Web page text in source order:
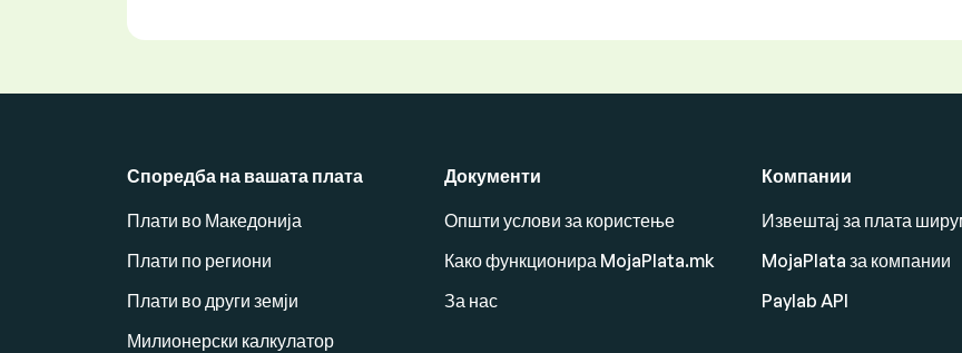
Споредба на вашата плата
Плати во Македонија
Плати по региони
Плати во други земји
Милионерски калкулатор
Документи
Општи услови за користење
Како функционира MojaPlata.mk
За нас
Компании
Извештај за плата
MojaPlata за компании
Paylab API